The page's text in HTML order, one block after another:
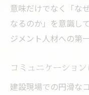
意味だけでなく「な
なるのか」を意識し
ジメント人材への第
コミュニケーショ
建設現場での円滑な